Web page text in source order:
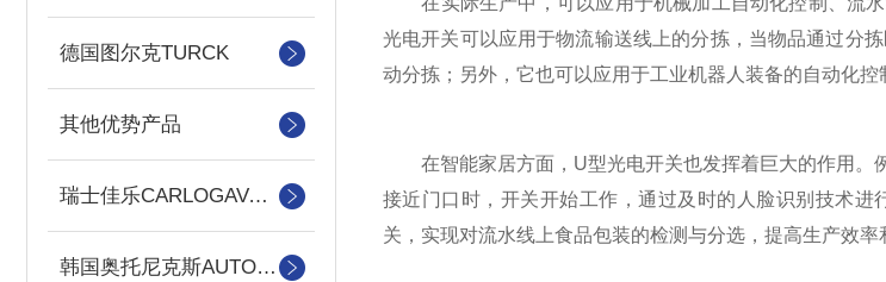
德国图尔克TURCK
其他优势产品
瑞士佳乐CARLOGAVAAZZL
韩国奥托尼克斯AUTONICS
光电开关可以应用于物流输送线上的分拣，当物品通过分
动分拣；另外，它也可以应用于工业机器人装备的自动化
在智能家居方面，U型光电开关也发挥着巨大的作用。
接近门口时，开关开始工作，通过及时的人脸识别技术
关，实现对流水线上食品包装的检测与分选，提高生产效率